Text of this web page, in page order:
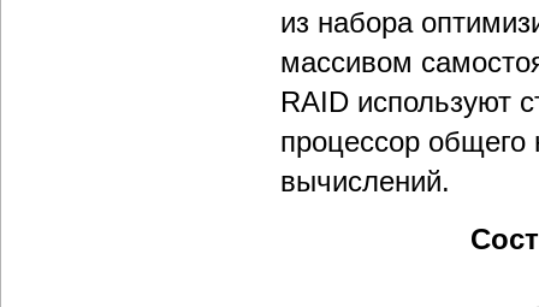
из набора
массивом
RAID используют
процессор
вычислений.